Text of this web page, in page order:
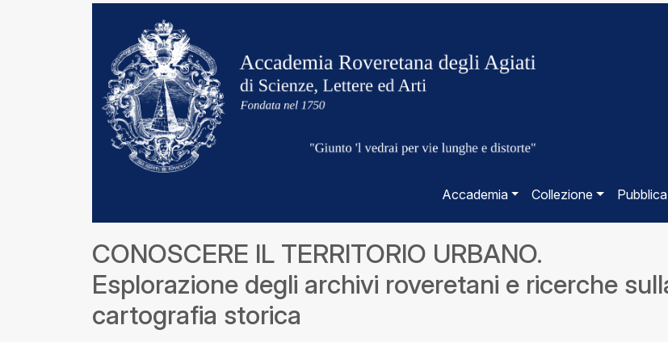
Accademia Collezione
CONOSCERE IL TERRITORIO URBANO.
Esplorazione degli archivi roveretani e ricerche
cartografia storica